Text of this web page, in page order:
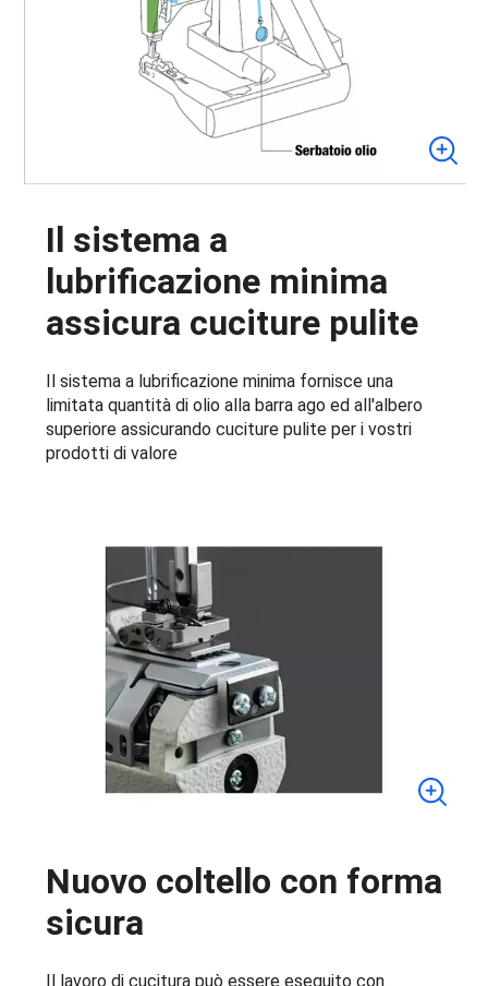
Il sistema a
lubrificazione minima
assicura cuciture pulite
Il sistema a lubrificazione minima fornisce una
limitata quantità di olio alla barra ago ed all'albero
superiore assicurando cuciture pulite per i vostri
prodotti di valore
Nuovo coltello con forma
sicura
Il lavoro di cucitura può essere eseguito con